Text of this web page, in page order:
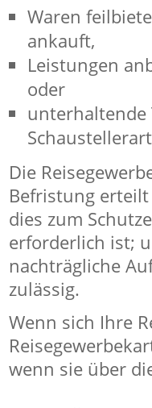
Waren
ankauft,
Leistungen
oder
unterhaltende
Die
Befristung
dies zum
erforderlich ist;
nachträgliche
zulässig.
Wenn sich Ihre
wenn sie über